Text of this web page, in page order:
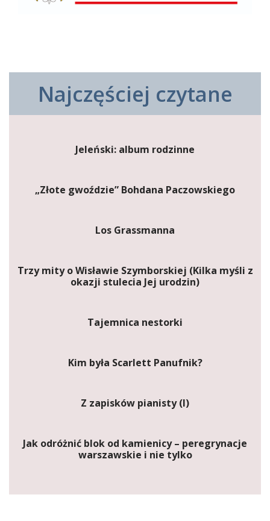
Najczęściej czytane
Jeleński: album rodzinne
„Złote gwoździe” Bohdana Paczowskiego
Los Grassmanna
Trzy mity o Wisławie Szymborskiej (Kilka myśli z
okazji stulecia Jej urodzin)
Tajemnica nestorki
Kim była Scarlett Panufnik?
Z zapisków pianisty (I)
Jak odróżnić blok od kamienicy – peregrynacje
warszawskie i nie tylko